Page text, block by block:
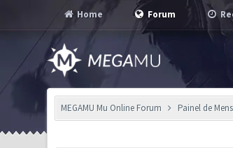
Home Forum
MEGAMU Mu Online Forum Painel de